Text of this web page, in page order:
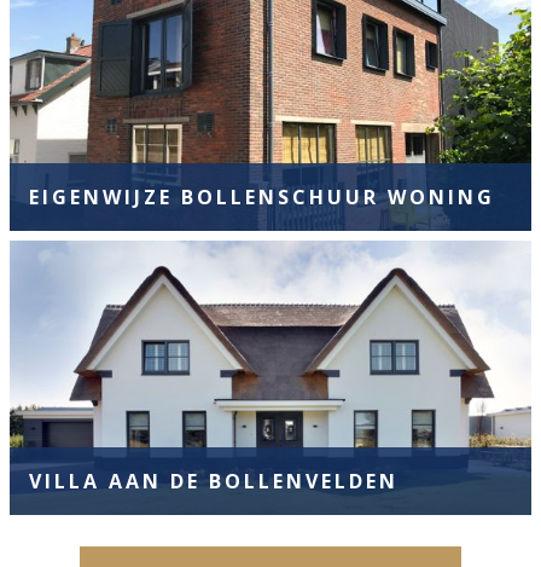
EIGENWIJZE BOLLENSCHUUR WONING
VILLA AAN DE BOLLENVELDEN